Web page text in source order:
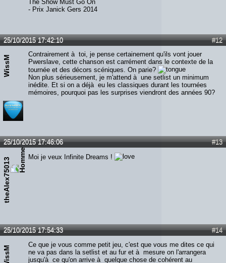
The Show Must Go On
- Prix Janick Gers 2014
#12
25/10/2015 17:42:10
WissM
Contrairement à toi, je pense certainement qu'ils vont jouer
Pwerslave, cette chanson est carrément dans le contexte de la
tournée et des décors scéniques. On parie?
Non plus sérieusement, je m'attend à une setlist un minimum
inédite. Et si on a déjà eu les classiques durant les tournées
mémoires, pourquoi pas les surprises viendront des années 90?
#13
25/10/2015 17:46:06
theAlex75013 Moi je veux Infinite Dreams !
#14
25/10/2015 17:54:33
WissM
Ce que je vous comme petit jeu, c'est que vous me dites ce qui
ne va pas dans la setlist et au fur et à mesure on l'arrangera
jusqu'à ce qu'on arrive à quelque chose de cohérent au